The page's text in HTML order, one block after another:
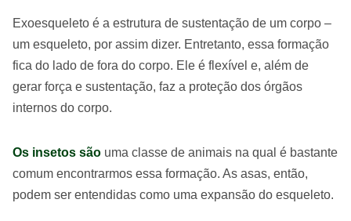
Exoesqueleto é a estrutura de sustentação de um corpo –
um esqueleto, por assim dizer. Entretanto, essa formação
fica do lado de fora do corpo. Ele é flexível e, além de
gerar força e sustentação, faz a proteção dos órgãos
internos do corpo.
Os insetos são uma classe de animais na qual é bastante
comum encontrarmos essa formação. As asas, então,
podem ser entendidas como uma expansão do esqueleto.